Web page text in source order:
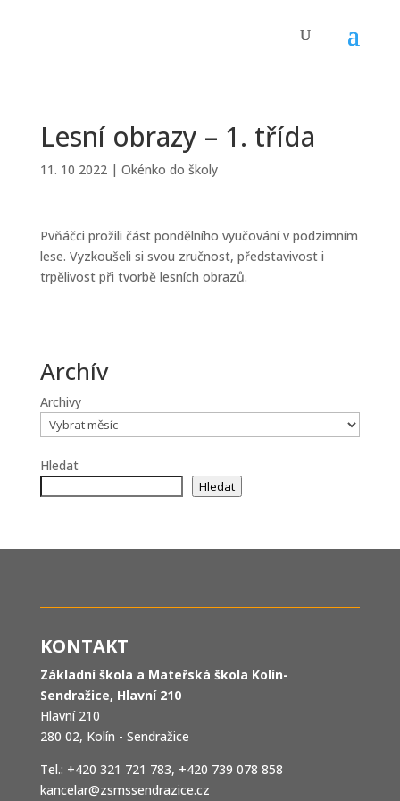
Lesní obrazy – 1. třída
11. 10 2022| Okénko do školy
Pvňáčci prožili část pondělního vyučování v podzimním
lese. Vyzkoušeli si svou zručnost, představivost i
trpělivost při tvorbě lesních obrazů.
Archív
Archivy
Hledat
Hledat
KONTAKT
Základní škola a Mateřská škola Kolín-
Sendražice, Hlavní 210
Hlavní 210
280 02, Kolín - Sendražice
Tel.: +420 321 721 783, +420 739 078 858
kancelar@zsmssendrazice.cz